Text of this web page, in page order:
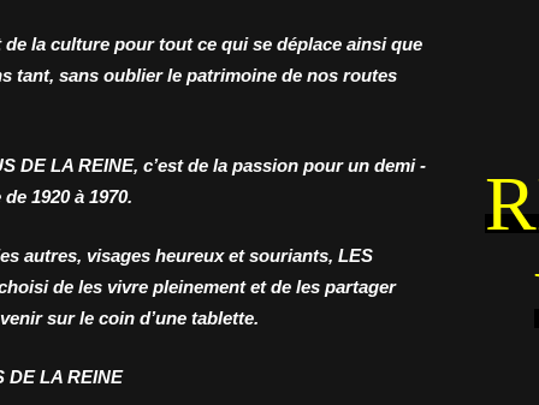
la culture pour tout ce qui se déplace ainsi que
tant, sans oublier le patrimoine de nos routes
DE LA REINE, c’est de la passion pour un demi -
1920 à 1970.
autres, visages heureux et souriants, LES
de les vivre pleinement et de les partager
sur le coin d’une tablette.
DE LA REINE